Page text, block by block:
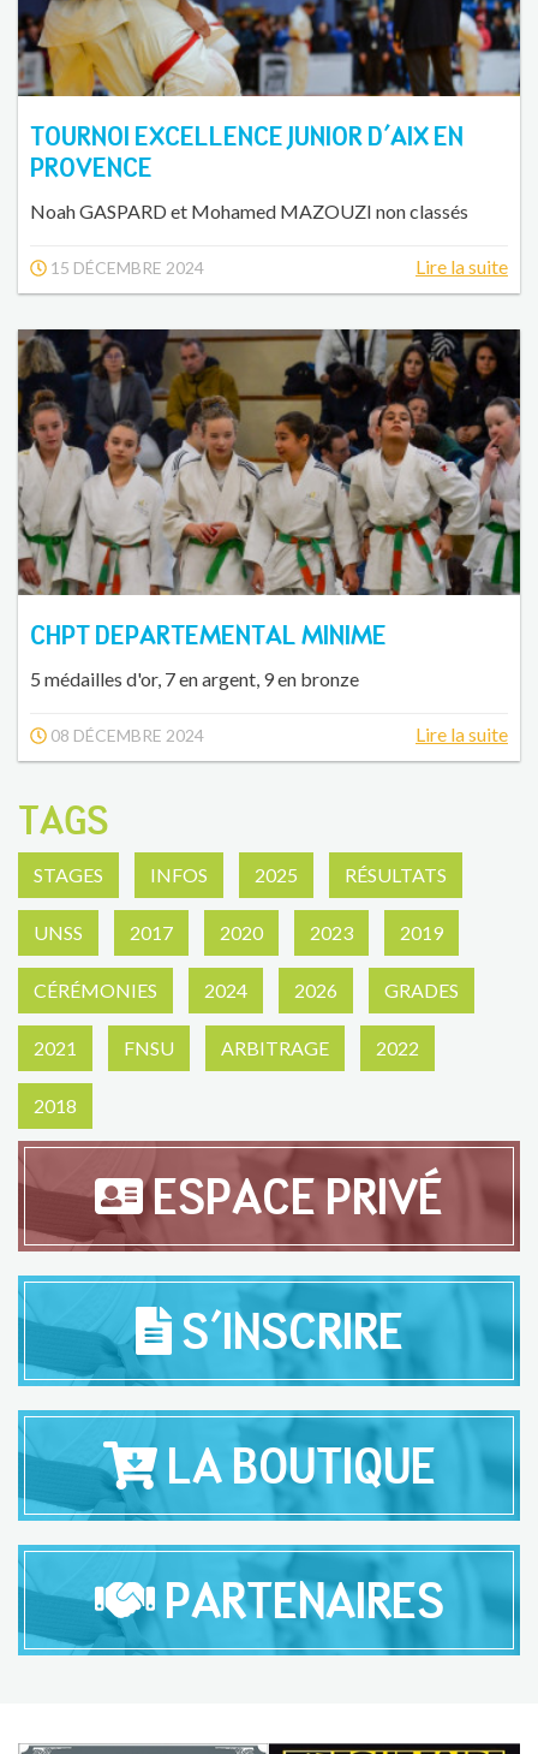
TOURNOI EXCELLENCE JUNIOR D'AIX EN
PROVENCE
Noah GASPARD et Mohamed MAZOUZI non classés
15 DÉCEMBRE 2024 Lire la suite
CHPT DEPARTEMENTAL MINIME
5 médailles d'or, 7 en argent, 9 en bronze
08 DÉCEMBRE 2024 Lire la suite
TAGS
STAGES INFOS 2025 RÉSULTATS
UNSS 2017 2020 2023 2019
CÉRÉMONIES 2024 2026 GRADES
2021 FNSU ARBITRAGE 2022
2018
ESPACE PRIVÉ
S'INSCRIRE
LA BOUTIQUE
PARTENAIRES